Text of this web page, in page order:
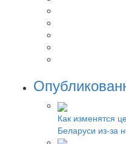
Как изменятся
Беларуси из-за